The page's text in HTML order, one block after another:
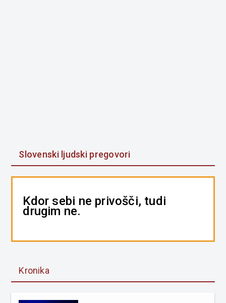
Slovenski ljudski pregovori
Kdor sebi ne privošči, tudi
drugim ne.
Kronika